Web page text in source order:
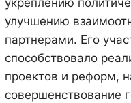
улучшению
партнерами. Его
способствовало
проектов и реформ,
совершенствование